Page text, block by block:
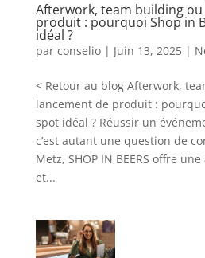
Afterwork, team building
produit : pourquoi Shop in
idéal ?
par conselio| Juin 13, 2025|
< Retour au blog Afterwork,
lancement de produit :
spot idéal ? Réussir un
c’est autant une question de
Metz, SHOP IN BEERS offre
et...